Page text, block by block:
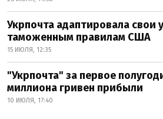
Укрпочта адаптировала свои
таможенным правилам США
15 ИЮЛЯ, 12:35
"Укрпочта" за первое
миллиона гривен прибыли
10 ИЮЛЯ, 17:40